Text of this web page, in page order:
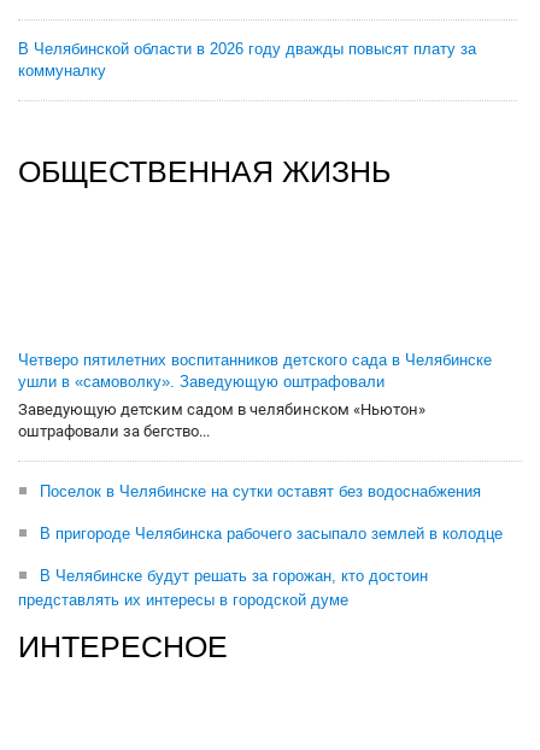
В Челябинской области в 2026 году дважды повысят плату за
коммуналку
ОБЩЕСТВЕННАЯ ЖИЗНЬ
Четверо пятилетних воспитанников детского сада в Челябинске
ушли в «самоволку». Заведующую оштрафовали
Заведующую детским садом в челябинском «Ньютон»
оштрафовали за бегство...
Поселок в Челябинске на сутки оставят без водоснабжения
В пригороде Челябинска рабочего засыпало землей в колодце
В Челябинске будут решать за горожан, кто достоин
представлять их интересы в городской думе
ИНТЕРЕСНОЕ